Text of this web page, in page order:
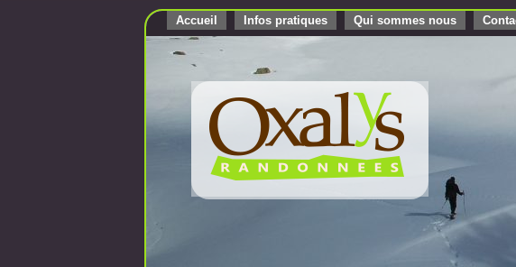
Accueil Infos pratiques Qui sommes nous